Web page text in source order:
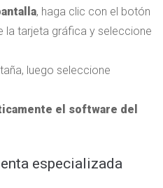
, haga clic con el botón
la tarjeta gráfica y seleccione
luego seleccione
el software del
especializada